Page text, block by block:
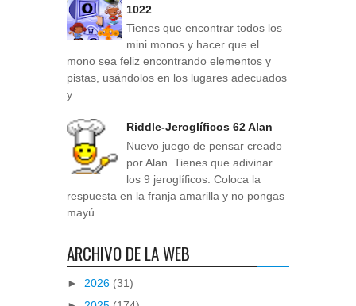
1022
Tienes que encontrar todos los
mini monos y hacer que el
mono sea feliz encontrando elementos y
pistas, usándolos en los lugares adecuados
y...
Riddle-Jeroglíficos 62 Alan
Nuevo juego de pensar creado
por Alan. Tienes que adivinar
los 9 jeroglíficos. Coloca la
respuesta en la franja amarilla y no pongas
mayú...
ARCHIVO DE LA WEB
► 2026 (31)